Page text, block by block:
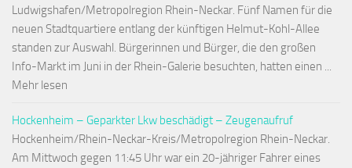
Ludwigshafen/Metropolregion Rhein-Neckar. Fünf Namen für die
neuen Stadtquartiere entlang der künftigen Helmut-Kohl-Allee
standen zur Auswahl. Bürgerinnen und Bürger, die den großen
Info-Markt im Juni in der Rhein-Galerie besuchten, hatten einen ...
Mehr lesen
Hockenheim – Geparkter Lkw beschädigt – Zeugenaufruf
Hockenheim/Rhein-Neckar-Kreis/Metropolregion Rhein-Neckar.
Am Mittwoch gegen 11:45 Uhr war ein 20-jähriger Fahrer eines